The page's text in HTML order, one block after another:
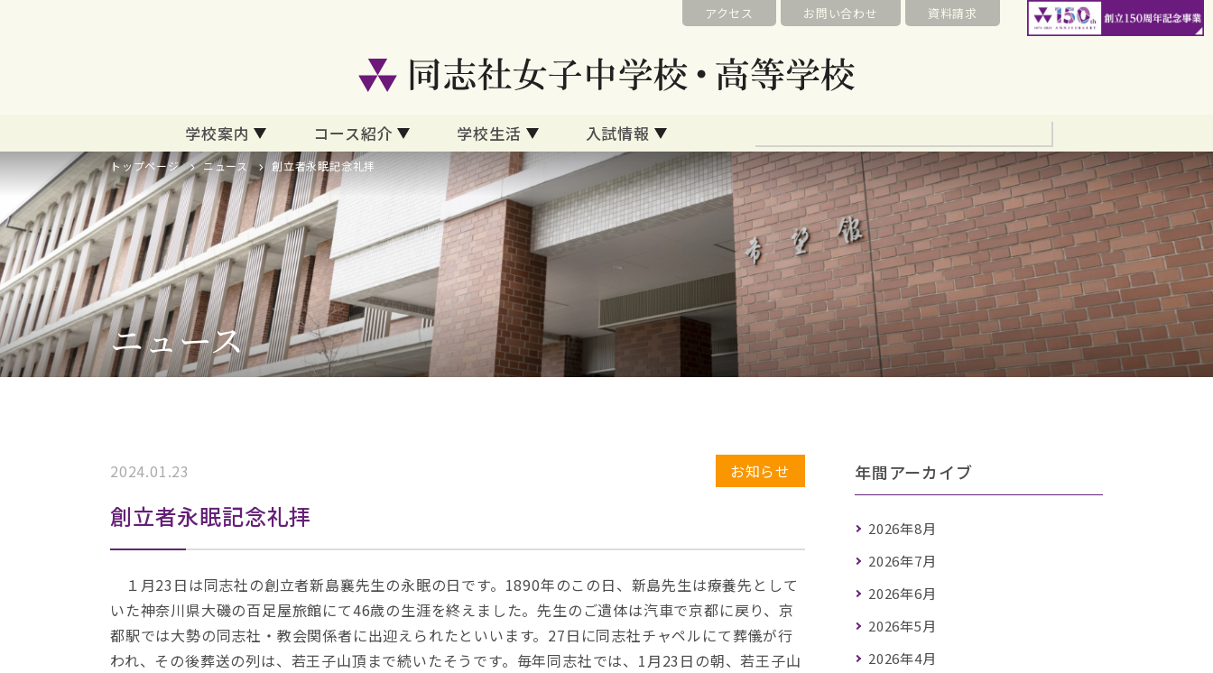
アクセス お問い合わせ 資料請求
学校案内 コース紹介 学校生活 入試情報
トップページ ニュース 創立者永眠記念礼拝
ニュース
2024.01.23 お知らせ
創立者永眠記念礼拝
１月23日は同志社の創立者新島襄先生の永眠の日です。1890年のこの日、新島先生は療養先として
いた神奈川県大磯の百足屋旅館にて46歳の生涯を終えました。先生のご遺体は汽車で京都に戻り、京
都駅では大勢の同志社・教会関係者に出迎えられたといいます。27日に同志社チャペルにて葬儀が行
われ、その後葬送の列は、若王子山頂まで続いたそうです。毎年同志社では、1月23日の朝、若王子山
年間アーカイブ
2026年8月
2026年7月
2026年6月
2026年5月
2026年4月